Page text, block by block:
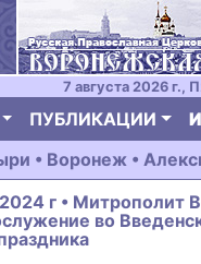
7 августа 2026
ПУБЛИКАЦИИ
• Воронеж •
г • Митрополит
во